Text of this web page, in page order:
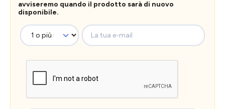
avviseremo quando il prodotto sarà di nuovo
disponibile.
La tua e-mail